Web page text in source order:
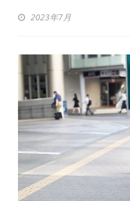
2023年7月